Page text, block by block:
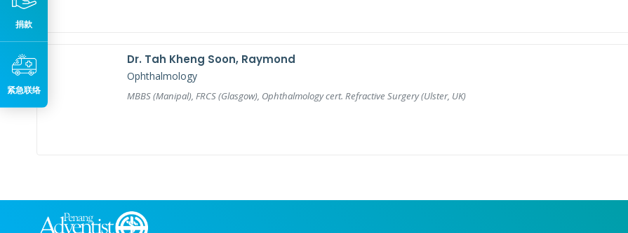
Dr. Tah Kheng Soon, Raymond
Ophthalmology
MBBS (Manipal), FRCS (Glasgow), Ophthalmology cert. Refractive Surgery (Ulster, UK)
捐款
紧急联络